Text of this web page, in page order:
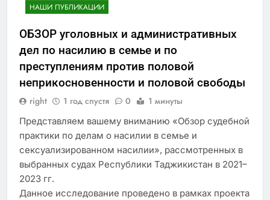
НАШИ ПУБЛИКАЦИИ
ОБЗОР уголовных и административных
дел по насилию в семье и по
преступлениям против половой
неприкосновенности и половой свободы
right 1 год спустя 0 1 минуты
Представляем вашему вниманию «Обзор судебной
практики по делам о насилии в семье и
сексуализированном насилии», рассмотренных в
выбранных судах Республики Таджикистан в 2021–
2023 гг.
Данное исследование проведено в рамках проекта